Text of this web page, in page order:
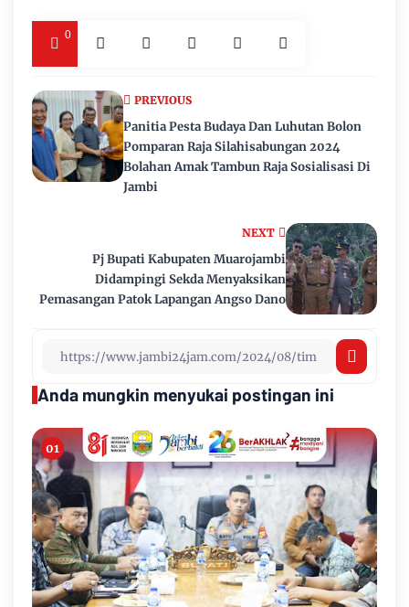
0
NEXT
Pj Bupati Kabupaten Muarojambi
Didampingi Sekda Menyaksikan
Pemasangan Patok Lapangan Angso Dano
PREVIOUS
Panitia Pesta Budaya Dan Luhutan Bolon
Pomparan Raja Silahisabungan 2024
Bolahan Amak Tambun Raja Sosialisasi Di
Jambi
Anda mungkin menyukai postingan ini